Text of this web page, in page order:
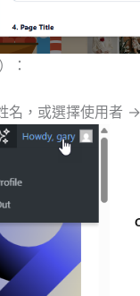
：
名，或選擇使用者